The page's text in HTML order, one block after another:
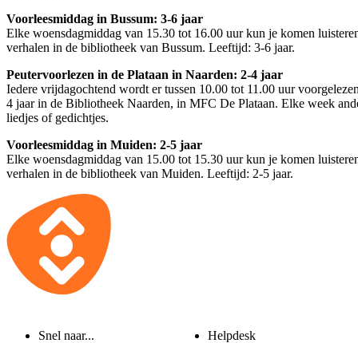
Voorleesmiddag in Bussum: 3-6 jaar
Elke woensdagmiddag van 15.30 tot 16.00 uur kun je komen
verhalen in de bibliotheek van Bussum. Leeftijd: 3-6 jaar.
Peutervoorlezen in de Plataan in Naarden: 2-4 jaar
Iedere vrijdagochtend wordt er tussen 10.00 tot 11.00 uur
4 jaar in de Bibliotheek Naarden, in MFC De Plataan. Elke week
liedjes of gedichtjes.
Voorleesmiddag in Muiden: 2-5 jaar
Elke woensdagmiddag van 15.00 tot 15.30 uur kun je komen
verhalen in de bibliotheek van Muiden. Leeftijd: 2-5 jaar.
Snel naar... Helpdesk